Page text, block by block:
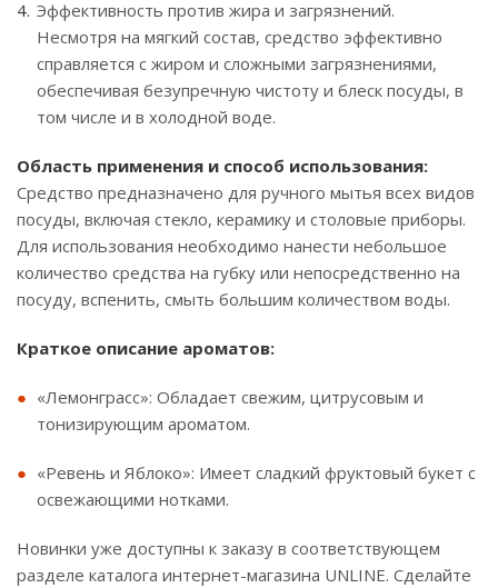
Эффективность против жира и загрязнений.
Несмотря на мягкий состав, средство эффективно
справляется с жиром и сложными загрязнениями,
обеспечивая безупречную чистоту и блеск посуды, в
том числе и в холодной воде.
Область применения и способ использования:
Средство предназначено для ручного мытья всех видов
посуды, включая стекло, керамику и столовые приборы.
Для использования необходимо нанести небольшое
количество средства на губку или непосредственно на
посуду, вспенить, смыть большим количеством воды.
Краткое описание ароматов:
«Лемонграсс»: Обладает свежим, цитрусовым и
тонизирующим ароматом.
«Ревень и Яблоко»: Имеет сладкий фруктовый букет с
освежающими нотками.
Новинки уже доступны к заказу в соответствующем
разделе каталога интернет-магазина UNLINE. Сделайте